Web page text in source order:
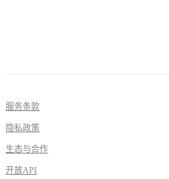
服务条款
隐私政策
生态与合作
开放API